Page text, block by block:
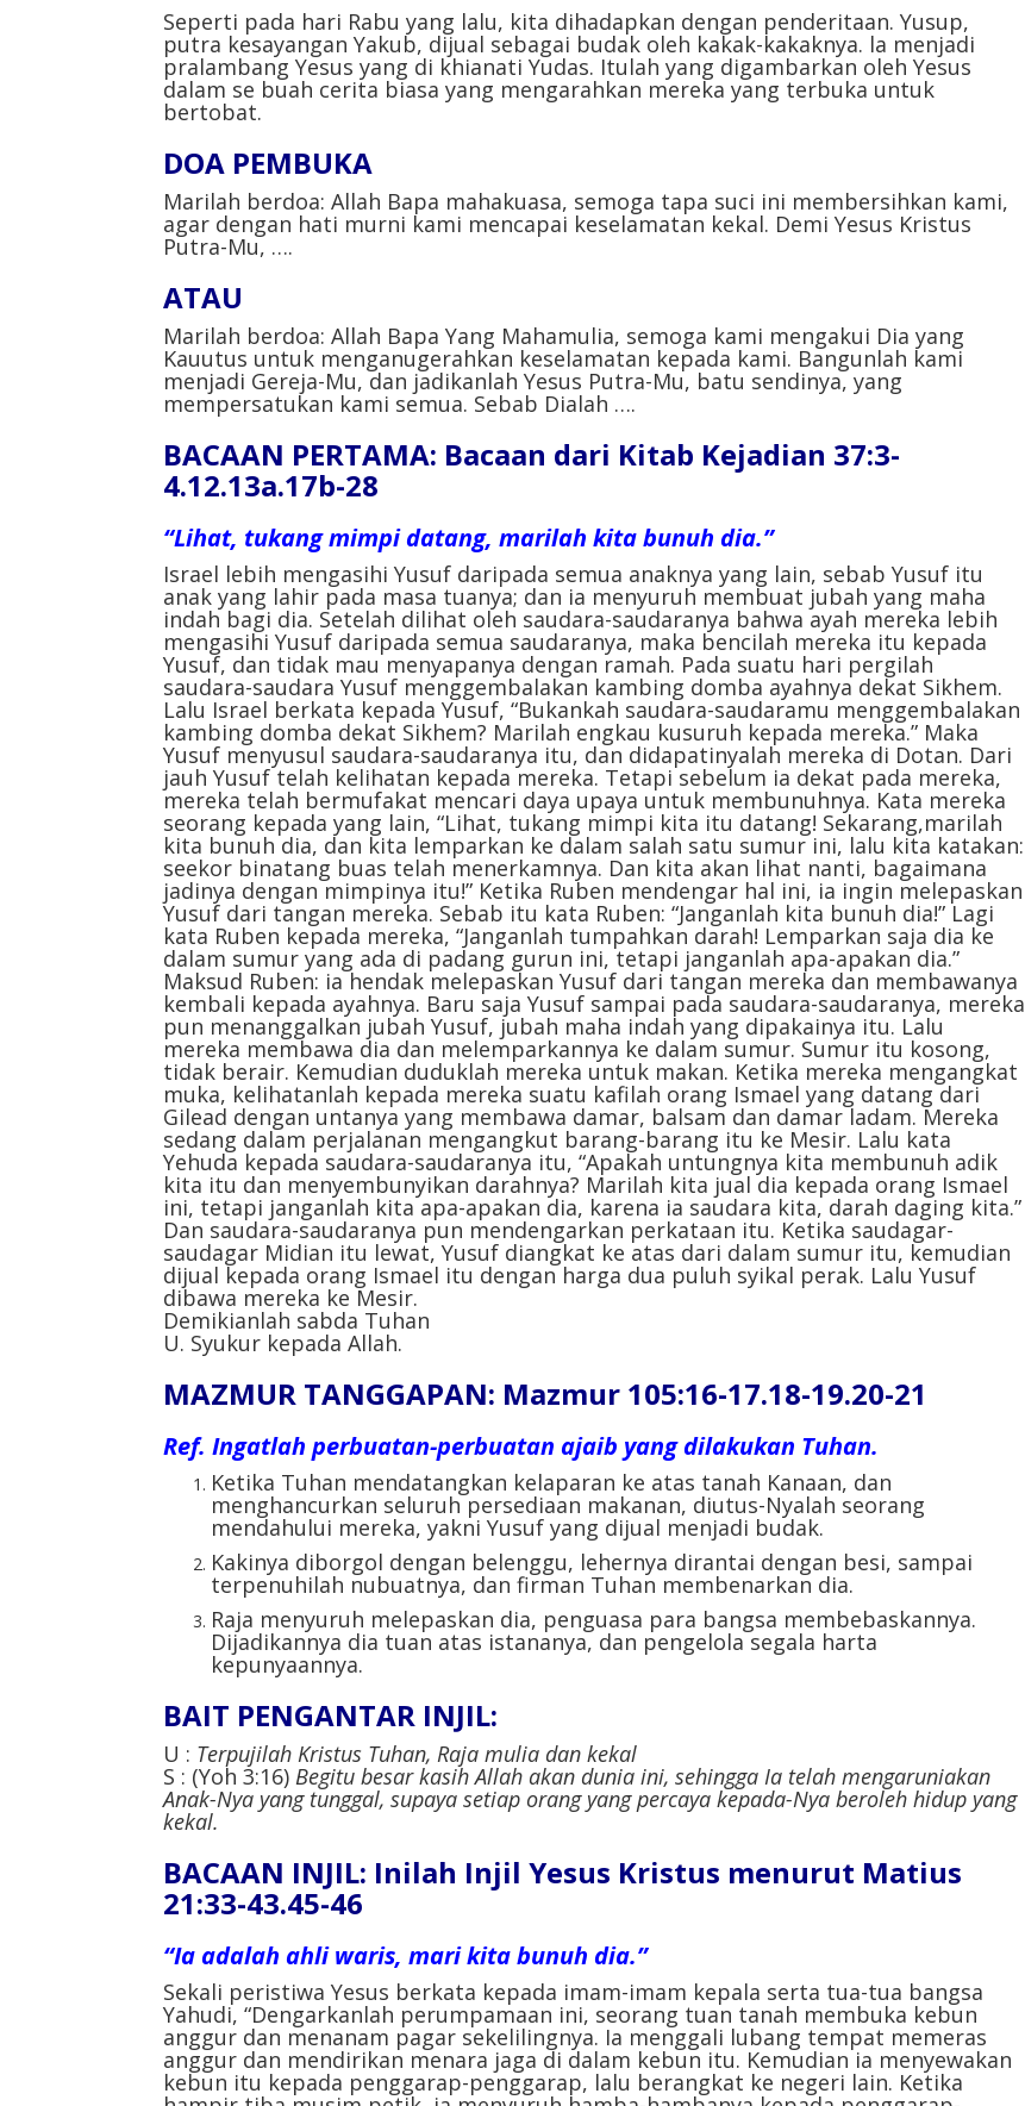
Seperti pada hari Rabu yang lalu, kita dihadapkan dengan penderitaan. Yusup,
putra kesayangan Yakub, dijual sebagai budak oleh kakak-kakaknya. la menjadi
pralambang Yesus yang di khianati Yudas. Itulah yang digambarkan oleh Yesus
dalam se buah cerita biasa yang mengarahkan mereka yang terbuka untuk
bertobat.⁣⁣
DOA PEMBUKA⁣
Marilah berdoa: Allah Bapa mahakuasa, semoga tapa suci ini membersihkan kami,
agar dengan hati murni kami mencapai keselamatan kekal. Demi Yesus Kristus
Putra-Mu, ….⁣⁣
ATAU⁣
Marilah berdoa: Allah Bapa Yang Mahamulia, semoga kami mengakui Dia yang
Kauutus untuk menganugerahkan keselamatan kepada kami. Bangunlah kami
menjadi Gereja-Mu, dan jadikanlah Yesus Putra-Mu, batu sendinya, yang
mempersatukan kami semua. Sebab Dialah ….⁣
BACAAN PERTAMA: Bacaan dari Kitab Kejadian 37:3-
4.12.13a.17b-28
“Lihat, tukang mimpi datang, marilah kita bunuh dia.”
Israel lebih mengasihi Yusuf daripada semua anaknya yang lain, sebab Yusuf itu
anak yang lahir pada masa tuanya; dan ia menyuruh membuat jubah yang maha
indah bagi dia. Setelah dilihat oleh saudara-saudaranya bahwa ayah mereka lebih
mengasihi Yusuf daripada semua saudaranya, maka bencilah mereka itu kepada
Yusuf, dan tidak mau menyapanya dengan ramah. Pada suatu hari pergilah
saudara-saudara Yusuf menggembalakan kambing domba ayahnya dekat Sikhem.
Lalu Israel berkata kepada Yusuf, “Bukankah saudara-saudaramu menggembalakan
kambing domba dekat Sikhem? Marilah engkau kusuruh kepada mereka.” Maka
Yusuf menyusul saudara-saudaranya itu, dan didapatinyalah mereka di Dotan. Dari
jauh Yusuf telah kelihatan kepada mereka. Tetapi sebelum ia dekat pada mereka,
mereka telah bermufakat mencari daya upaya untuk membunuhnya. Kata mereka
seorang kepada yang lain, “Lihat, tukang mimpi kita itu datang! Sekarang,marilah
kita bunuh dia, dan kita lemparkan ke dalam salah satu sumur ini, lalu kita katakan:
seekor binatang buas telah menerkamnya. Dan kita akan lihat nanti, bagaimana
jadinya dengan mimpinya itu!” Ketika Ruben mendengar hal ini, ia ingin melepaskan
Yusuf dari tangan mereka. Sebab itu kata Ruben: “Janganlah kita bunuh dia!” Lagi
kata Ruben kepada mereka, “Janganlah tumpahkan darah! Lemparkan saja dia ke
dalam sumur yang ada di padang gurun ini, tetapi janganlah apa-apakan dia.”
Maksud Ruben: ia hendak melepaskan Yusuf dari tangan mereka dan membawanya
kembali kepada ayahnya. Baru saja Yusuf sampai pada saudara-saudaranya, mereka
pun menanggalkan jubah Yusuf, jubah maha indah yang dipakainya itu. Lalu
mereka membawa dia dan melemparkannya ke dalam sumur. Sumur itu kosong,
tidak berair. Kemudian duduklah mereka untuk makan. Ketika mereka mengangkat
muka, kelihatanlah kepada mereka suatu kafilah orang Ismael yang datang dari
Gilead dengan untanya yang membawa damar, balsam dan damar ladam. Mereka
sedang dalam perjalanan mengangkut barang-barang itu ke Mesir. Lalu kata
Yehuda kepada saudara-saudaranya itu, “Apakah untungnya kita membunuh adik
kita itu dan menyembunyikan darahnya? Marilah kita jual dia kepada orang Ismael
ini, tetapi janganlah kita apa-apakan dia, karena ia saudara kita, darah daging kita.”
Dan saudara-saudaranya pun mendengarkan perkataan itu. Ketika saudagar-
saudagar Midian itu lewat, Yusuf diangkat ke atas dari dalam sumur itu, kemudian
dijual kepada orang Ismael itu dengan harga dua puluh syikal perak. Lalu Yusuf
dibawa mereka ke Mesir.
Demikianlah sabda Tuhan
U. Syukur kepada Allah.
MAZMUR TANGGAPAN: Mazmur 105:16-17.18-19.20-21
Ref. Ingatlah perbuatan-perbuatan ajaib yang dilakukan Tuhan.
Ketika Tuhan mendatangkan kelaparan ke atas tanah Kanaan, dan
menghancurkan seluruh persediaan makanan, diutus-Nyalah seorang
mendahului mereka, yakni Yusuf yang dijual menjadi budak.
Kakinya diborgol dengan belenggu, lehernya dirantai dengan besi, sampai
terpenuhilah nubuatnya, dan firman Tuhan membenarkan dia.
Raja menyuruh melepaskan dia, penguasa para bangsa membebaskannya.
Dijadikannya dia tuan atas istananya, dan pengelola segala harta
kepunyaannya.
BAIT PENGANTAR INJIL:
U : Terpujilah Kristus Tuhan, Raja mulia dan kekal
S : (Yoh 3:16) Begitu besar kasih Allah akan dunia ini, sehingga Ia telah mengaruniakan
Anak-Nya yang tunggal, supaya setiap orang yang percaya kepada-Nya beroleh hidup yang
kekal.
BACAAN INJIL: Inilah Injil Yesus Kristus menurut Matius
21:33-43.45-46
“Ia adalah ahli waris, mari kita bunuh dia.”
Sekali peristiwa Yesus berkata kepada imam-imam kepala serta tua-tua bangsa
Yahudi, “Dengarkanlah perumpamaan ini, seorang tuan tanah membuka kebun
anggur dan menanam pagar sekelilingnya. Ia menggali lubang tempat memeras
anggur dan mendirikan menara jaga di dalam kebun itu. Kemudian ia menyewakan
kebun itu kepada penggarap-penggarap, lalu berangkat ke negeri lain. Ketika